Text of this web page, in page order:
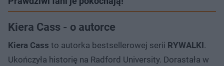
Kiera Cass - o autorce
Kiera Cass to autorka bestsellerowej serii RYWALKI.
Ukończyła historię na Radford University. Dorastała w